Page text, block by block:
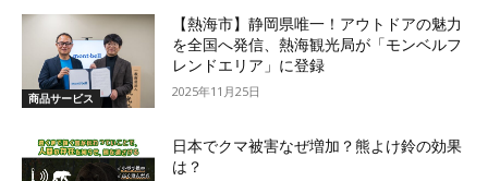
商品サービス
【熱海市】静岡県唯一！アウトドアの魅力
を全国へ発信、熱海観光局が「モンベルフ
レンドエリア」に登録
2025年11月25日
日本でクマ被害なぜ増加？熊よけ鈴の効果
は？